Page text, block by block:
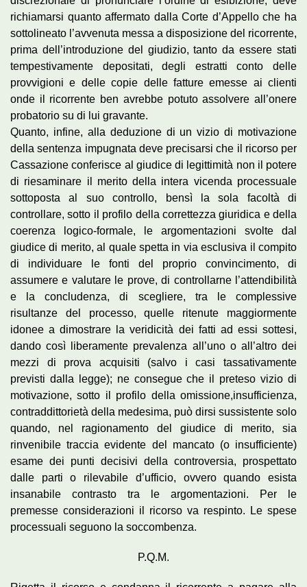
richiamarsi quanto affermato dalla Corte d’Appello che ha
sottolineato l’avvenuta messa a disposizione del ricorrente,
prima dell’introduzione del giudizio, tanto da essere stati
tempestivamente depositati, degli estratti conto delle
provvigioni e delle copie delle fatture emesse ai clienti
onde il ricorrente ben avrebbe potuto assolvere all’onere
probatorio su di lui gravante.
Quanto, infine, alla deduzione di un vizio di motivazione
della sentenza impugnata deve precisarsi che il ricorso per
Cassazione conferisce al giudice di legittimità non il potere
di riesaminare il merito della intera vicenda processuale
sottoposta al suo controllo, bensì la sola facoltà di
controllare, sotto il profilo della correttezza giuridica e della
coerenza logico-formale, le argomentazioni svolte dal
giudice di merito, al quale spetta in via esclusiva il compito
di individuare le fonti del proprio convincimento, di
assumere e valutare le prove, di controllarne l’attendibilità
e la concludenza, di scegliere, tra le complessive
risultanze del processo, quelle ritenute maggiormente
idonee a dimostrare la veridicità dei fatti ad essi sottesi,
dando così liberamente prevalenza all’uno o all’altro dei
mezzi di prova acquisiti (salvo i casi tassativamente
previsti dalla legge); ne consegue che il preteso vizio di
motivazione, sotto il profilo della omissione,insufficienza,
contraddittorietà della medesima, può dirsi sussistente solo
quando, nel ragionamento del giudice di merito, sia
rinvenibile traccia evidente del mancato (o insufficiente)
esame dei punti decisivi della controversia, prospettato
dalle parti o rilevabile d’ufficio, ovvero quando esista
insanabile contrasto tra le argomentazioni. Per le
premesse considerazioni il ricorso va respinto. Le spese
processuali seguono la soccombenza.
P.Q.M.